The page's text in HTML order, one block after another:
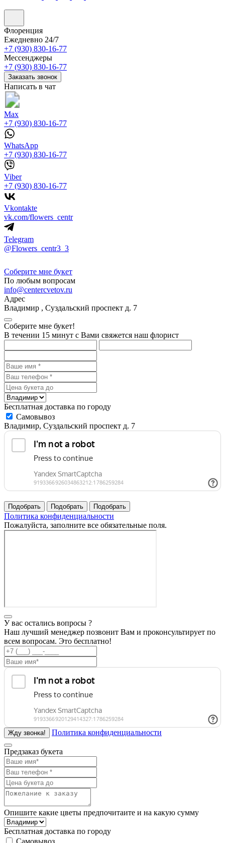
Флоренция
Ежедневно 24/7
+7 (930) 830-16-77
Мессенджеры
+7 (930) 830-16-77
Заказать звонок
Написать в чат
Max
+7 (930) 830-16-77
WhatsApp
+7 (930) 830-16-77
Viber
+7 (930) 830-16-77
Vkontakte
vk.com/flowers_centr
Telegram
@Flowers_centr3_3
Соберите мне букет
По любым вопросам
info@centercvetov.ru
Адрес
Владимир , Суздальский проспект д. 7
Соберите мне букет!
В течении 15 минут с Вами свяжется наш флорист
Бесплатная доставка по городу
Самовывоз
Владимир, Суздальский проспект д. 7
Политика конфиденциальности
Пожалуйста, заполните все обязательные поля.
У вас остались вопросы ?
Наш лучший менеджер позвонит Вам и проконсультирует по
всем вопросам. Это бесплатно!
Политика конфиденциальности
Предзаказ букета
Опишите какие цветы предпочитаите и на какую сумму
Бесплатная доставка по городу
Самовывоз